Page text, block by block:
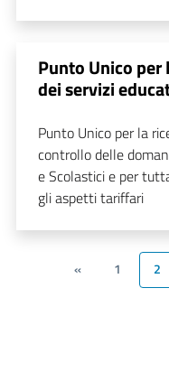
Punto Unico
dei servizi
Punto Unico per la
controllo delle
e Scolastici e per
gli aspetti tariffari
« 1 2